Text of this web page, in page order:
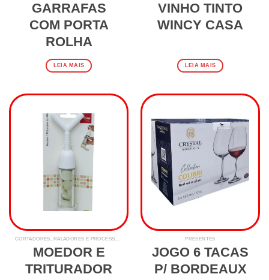
GARRAFAS
COM PORTA
ROLHA
LEIA MAIS
VINHO TINTO
WINCY CASA
LEIA MAIS
MOEDOR E
TRITURADOR
PRESENTES
JOGO 6 TACAS
P/ BORDEAUX